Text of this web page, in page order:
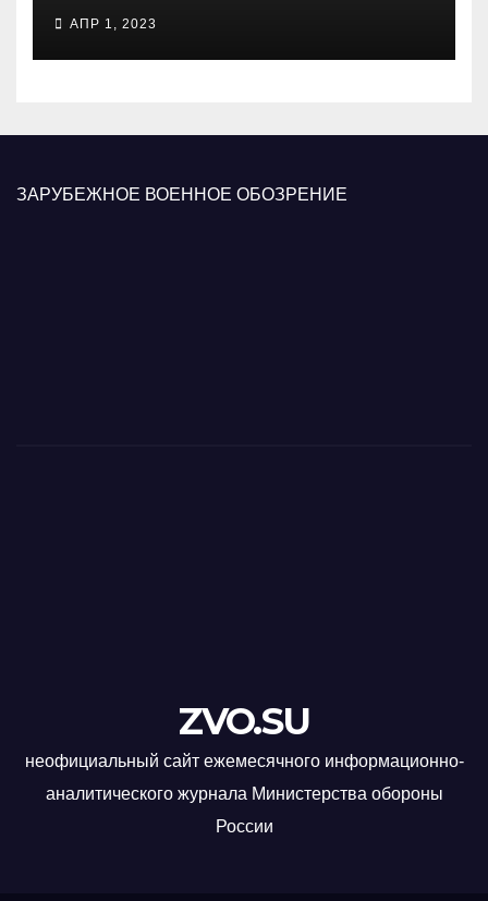
психологических операций
вооруженных сил Украины
АПР 1, 2023
ЗАРУБЕЖНОЕ ВОЕННОЕ ОБОЗРЕНИЕ
ZVO.SU
неофициальный сайт ежемесячного информационно-
аналитического журнала Министерства обороны
России